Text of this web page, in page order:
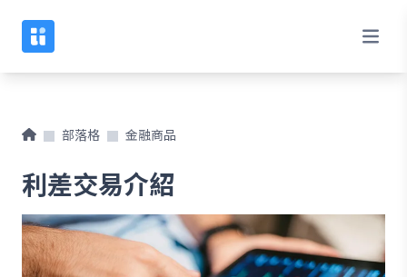
部落格 金融商品
利差交易介紹